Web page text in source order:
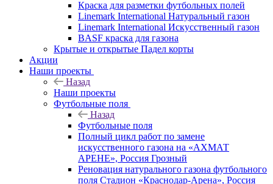
Краска для разметки футбольных полей
Linemark International Натуральный газон
Linemark International Искусственный газон
BASF краска для газона
Крытые и открытые Падел корты
Акции
Наши проекты
Назад
Наши проекты
Футбольные поля
Назад
Футбольные поля
Полный цикл работ по замене
искусственного газона на «АХМАТ
АРЕНЕ», Россия Грозный
Реновация натурального газона футбольного
поля Стадион «Краснодар-Арена», Россия